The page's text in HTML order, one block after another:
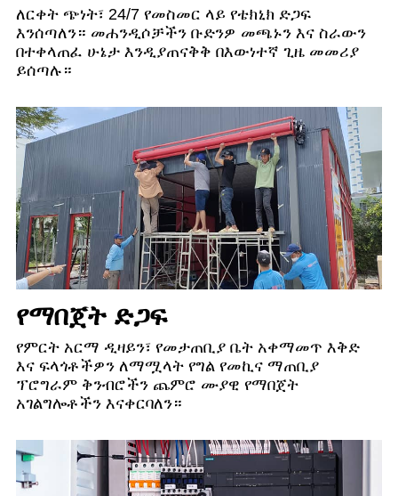
ለርቀት ጭነት፣ 24/7 የመስመር ላይ የቴክኒክ ድጋፍ
እንሰጣለን። መሐንዲሶቻችን ቡድንዎ መጫኑን እና ስራውን
በተቀላጠፈ ሁኔታ እንዲያጠናቅቅ በእውነተኛ ጊዜ መመሪያ
ይሰጣሉ።
የማበጀት ድጋፍ
የምርት አርማ ዲዛይን፣ የመታጠቢያ ቤት አቀማመጥ እቅድ
እና ፍላጎቶችዎን ለማሟላት የግል የመኪና ማጠቢያ
ፕሮግራም ቅንብሮችን ጨምሮ ሙያዊ የማበጀት
አገልግሎቶችን እናቀርባለን።